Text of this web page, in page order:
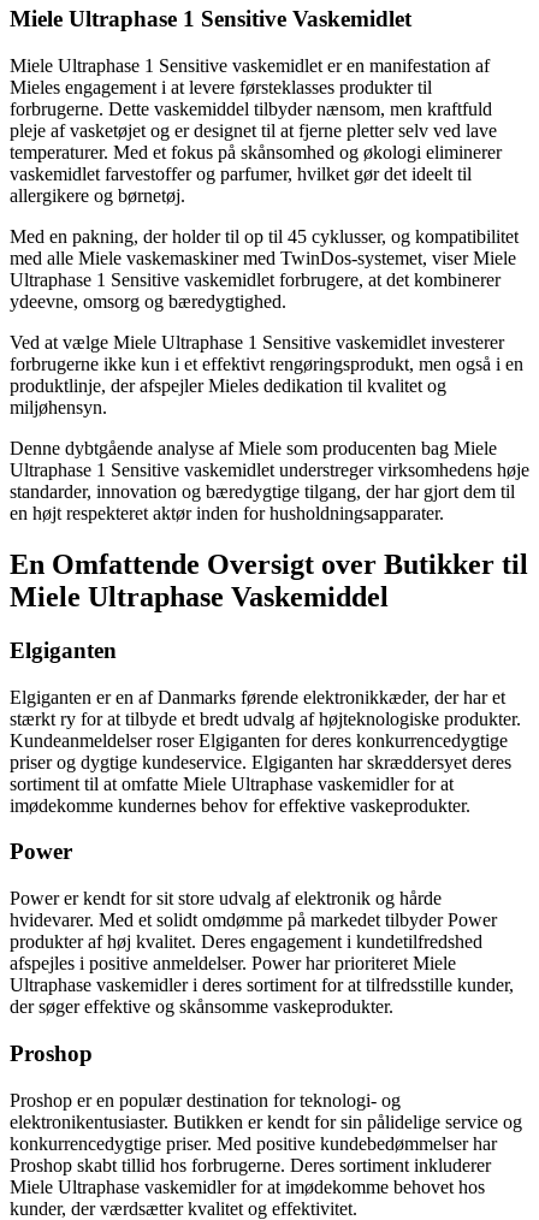
Miele Ultraphase 1 Sensitive Vaskemidlet
Miele Ultraphase 1 Sensitive vaskemidlet er en manifestation af
Mieles engagement i at levere førsteklasses produkter til
forbrugerne. Dette vaskemiddel tilbyder nænsom, men kraftfuld
pleje af vasketøjet og er designet til at fjerne pletter selv ved lave
temperaturer. Med et fokus på skånsomhed og økologi eliminerer
vaskemidlet farvestoffer og parfumer, hvilket gør det ideelt til
allergikere og børnetøj.
Med en pakning, der holder til op til 45 cyklusser, og kompatibilitet
med alle Miele vaskemaskiner med TwinDos-systemet, viser Miele
Ultraphase 1 Sensitive vaskemidlet forbrugere, at det kombinerer
ydeevne, omsorg og bæredygtighed.
Ved at vælge Miele Ultraphase 1 Sensitive vaskemidlet investerer
forbrugerne ikke kun i et effektivt rengøringsprodukt, men også i en
produktlinje, der afspejler Mieles dedikation til kvalitet og
miljøhensyn.
Denne dybtgående analyse af Miele som producenten bag Miele
Ultraphase 1 Sensitive vaskemidlet understreger virksomhedens høje
standarder, innovation og bæredygtige tilgang, der har gjort dem til
en højt respekteret aktør inden for husholdningsapparater.
En Omfattende Oversigt over Butikker til
Miele Ultraphase Vaskemiddel
Elgiganten
Elgiganten er en af Danmarks førende elektronikkæder, der har et
stærkt ry for at tilbyde et bredt udvalg af højteknologiske produkter.
Kundeanmeldelser roser Elgiganten for deres konkurrencedygtige
priser og dygtige kundeservice. Elgiganten har skræddersyet deres
sortiment til at omfatte Miele Ultraphase vaskemidler for at
imødekomme kundernes behov for effektive vaskeprodukter.
Power
Power er kendt for sit store udvalg af elektronik og hårde
hvidevarer. Med et solidt omdømme på markedet tilbyder Power
produkter af høj kvalitet. Deres engagement i kundetilfredshed
afspejles i positive anmeldelser. Power har prioriteret Miele
Ultraphase vaskemidler i deres sortiment for at tilfredsstille kunder,
der søger effektive og skånsomme vaskeprodukter.
Proshop
Proshop er en populær destination for teknologi- og
elektronikentusiaster. Butikken er kendt for sin pålidelige service og
konkurrencedygtige priser. Med positive kundebedømmelser har
Proshop skabt tillid hos forbrugerne. Deres sortiment inkluderer
Miele Ultraphase vaskemidler for at imødekomme behovet hos
kunder, der værdsætter kvalitet og effektivitet.